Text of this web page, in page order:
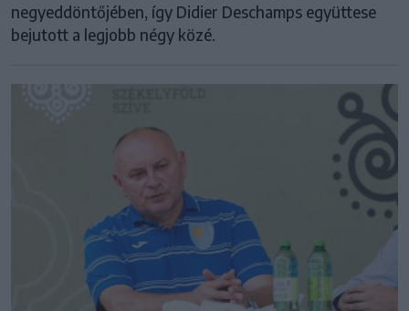
negyeddöntőjében, így Didier Deschamps együttese
bejutott a legjobb négy közé.